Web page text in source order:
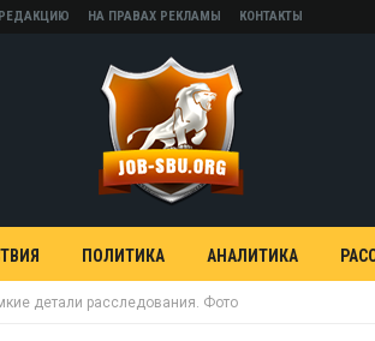
НА ПРАВАХ РЕКЛАМЫ КОНТАКТЫ
ПОЛИТИКА АНАЛИТИКА
детали расследования. Фото